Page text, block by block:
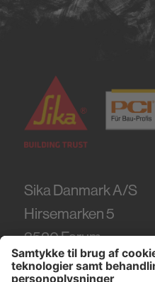
Sika Danmark A/S
Hirsemarken 5
3520Farum
Tel. +45 86 61 22 99